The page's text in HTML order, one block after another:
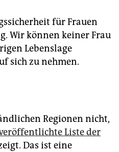
für Frauen
Wir können keiner Frau
Lebenslage
sich zu nehmen.
Regionen nicht,
Liste der
Das ist eine